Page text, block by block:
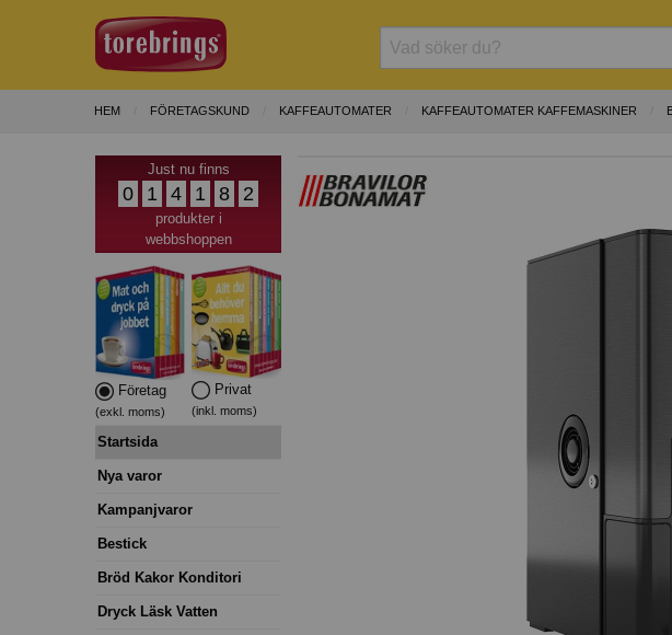
HEM FÖRETAGSKUND KAFFEAUTOMATER KAFFEAUTOMATER KAFFEMASKINER
Just nu finns
0 1 4 1 8 2
produkter i
webbshoppen
Företag
(exkl. moms)
Privat
(inkl. moms)
Startsida
Nya varor
Kampanjvaror
Bestick
Bröd Kakor Konditori
Dryck Läsk Vatten